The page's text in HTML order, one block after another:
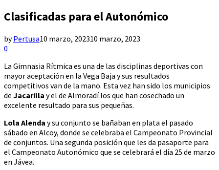
Clasificadas para el Autonómico
byPertusa10 marzo, 202310 marzo, 2023
0
La Gimnasia Rítmica es una de las disciplinas deportivas con
mayor aceptación en la Vega Baja y sus resultados
competitivos van de la mano. Esta vez han sido los municipios
de Jacarilla y el de Almoradí los que han cosechado un
excelente resultado para sus pequeñas.
Lola Alenda y su conjunto se bañaban en plata el pasado
sábado en Alcoy, donde se celebraba el Campeonato Provincial
de conjuntos. Una segunda posición que les da pasaporte para
el Campeonato Autonómico que se celebrará el día 25 de marzo
en Jávea.